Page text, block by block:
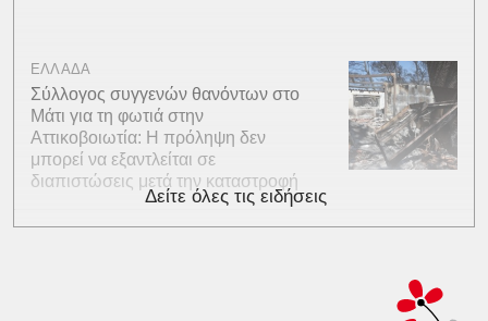
ΕΛΛΑΔΑ
Σύλλογος συγγενών θανόντων στο
Μάτι για τη φωτιά στην
Αττικοβοιωτία: Η πρόληψη δεν
μπορεί να εξαντλείται σε
διαπιστώσεις μετά την καταστροφή
Δείτε όλες τις ειδήσεις